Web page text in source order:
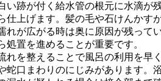
い跡が付く給水管の根元に水滴
仕上げます。髪の毛や石けんか
れが広がる時は奥に原因が残っ
置を進めることが重要です。
れを整えることで風呂の利用を
蛇口まわりのにじみがあります